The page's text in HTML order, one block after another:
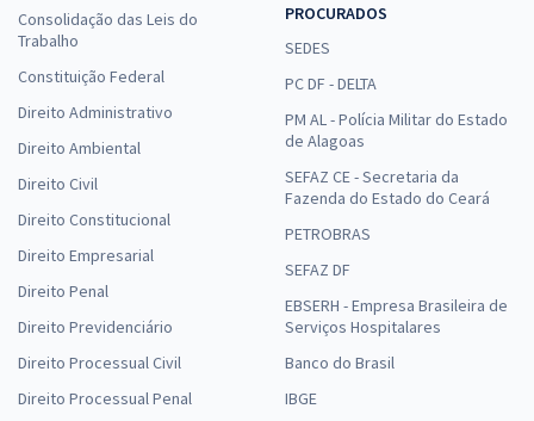
Consolidação das Leis do
Trabalho
Constituição Federal
Direito Administrativo
Direito Ambiental
Direito Civil
Direito Constitucional
Direito Empresarial
Direito Penal
Direito Previdenciário
Direito Processual Civil
Direito Processual Penal
PROCURADOS
SEDES
PC DF - DELTA
PM AL - Polícia Militar do Estado
de Alagoas
SEFAZ CE - Secretaria da
Fazenda do Estado do Ceará
PETROBRAS
SEFAZ DF
EBSERH - Empresa Brasileira de
Serviços Hospitalares
Banco do Brasil
IBGE